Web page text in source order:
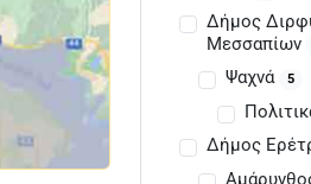
Δήμος
Μεσσαπίων
Ψαχνά 5
Δήμος